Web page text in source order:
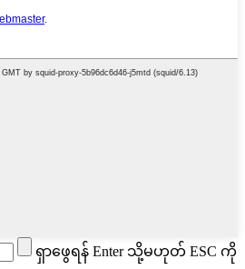
ရှာဖွေရန် Enter သို့မဟုတ် ESC ကို